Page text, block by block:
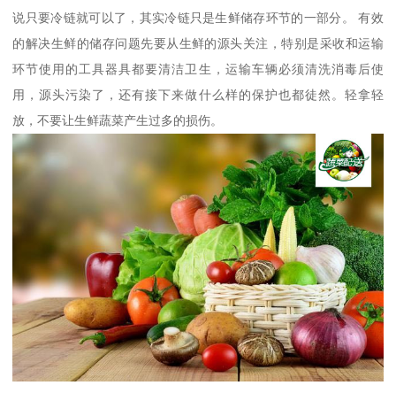
说只要冷链就可以了，其实冷链只是生鲜储存环节的一部分。 有效
的解决生鲜的储存问题先要从生鲜的源头关注，特别是采收和运输
环节使用的工具器具都要清洁卫生，运输车辆必须清洗消毒后使
用，源头污染了，还有接下来做什么样的保护也都徒然。轻拿轻
放，不要让生鲜蔬菜产生过多的损伤。